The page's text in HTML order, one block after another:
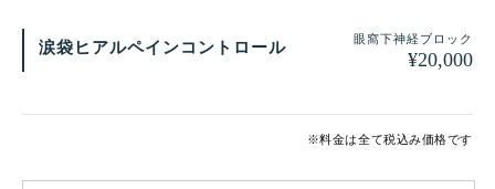
涙袋ヒアルペインコントロール 眼窩下神経ブロック
¥20,000
※料金は全て税込み価格です